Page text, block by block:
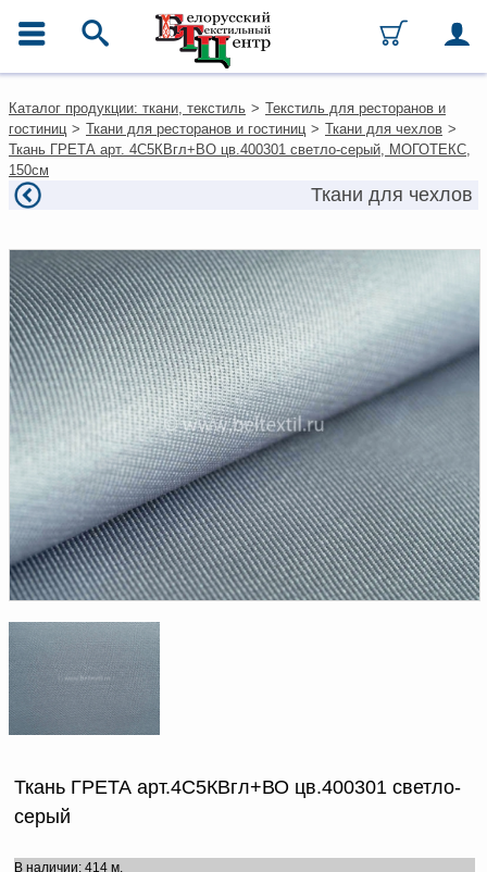
Каталог
Ткани
Домашний текстиль
Одежда
Ковры
гостиниц
Текстильная галантерея и
фурнитура
Условия работы
Оплата и доставка
Как оформить заказ
Вакансии
Как нас найти
Написать нам
Доверенность на
получение груза
Документы по работе с
персональными данными
Письмо руководителю
Вопросы и ответы
Новости | Статьи
Каталог продукции: ткани, текстиль > Текстиль для ресторанов и
гостиниц > Ткани для ресторанов и гостиниц > Ткани для чехлов >
Ткань ГРЕТА арт. 4С5КВгл+ВО цв.400301 светло-серый, МОГОТЕКС,
150см
Ткани для чехлов
Ткань ГРЕТА арт.4С5КВгл+ВО цв.400301 светло-
серый
В наличии: 414 м.